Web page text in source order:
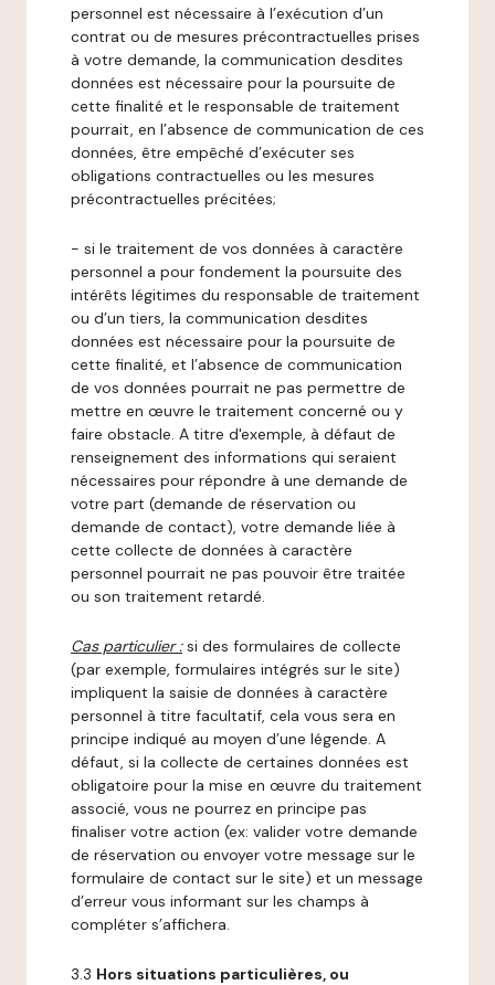
personnel est nécessaire à l’exécution d’un
contrat ou de mesures précontractuelles prises
à votre demande, la communication desdites
données est nécessaire pour la poursuite de
cette finalité et le responsable de traitement
pourrait, en l’absence de communication de ces
données, être empêché d’exécuter ses
obligations contractuelles ou les mesures
précontractuelles précitées;
- si le traitement de vos données à caractère
personnel a pour fondement la poursuite des
intérêts légitimes du responsable de traitement
ou d’un tiers, la communication desdites
données est nécessaire pour la poursuite de
cette finalité, et l’absence de communication
de vos données pourrait ne pas permettre de
mettre en œuvre le traitement concerné ou y
faire obstacle. A titre d'exemple, à défaut de
renseignement des informations qui seraient
nécessaires pour répondre à une demande de
votre part (demande de réservation ou
demande de contact), votre demande liée à
cette collecte de données à caractère
personnel pourrait ne pas pouvoir être traitée
ou son traitement retardé.
Cas particulier : si des formulaires de collecte
(par exemple, formulaires intégrés sur le site)
impliquent la saisie de données à caractère
personnel à titre facultatif, cela vous sera en
principe indiqué au moyen d’une légende. A
défaut, si la collecte de certaines données est
obligatoire pour la mise en œuvre du traitement
associé, vous ne pourrez en principe pas
finaliser votre action (ex: valider votre demande
de réservation ou envoyer votre message sur le
formulaire de contact sur le site) et un message
d’erreur vous informant sur les champs à
compléter s’affichera.
3.3 Hors situations particulières, ou